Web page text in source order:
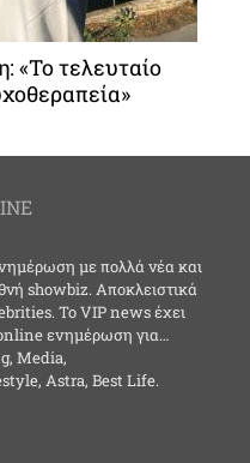
«Το τελευταίο
με πολλά νέα και
showbiz. Αποκλειστικά
Το VIP news έχει
ενημέρωση για…
Media,
Astra, Best Life.